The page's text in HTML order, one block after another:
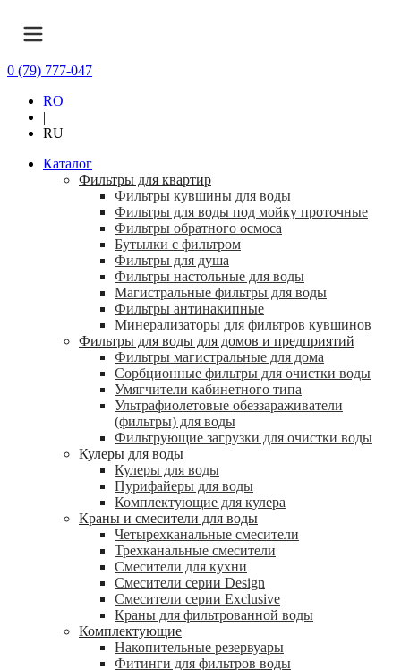
0 (79) 777-047
RO
|
RU
Каталог
Фильтры для квартир
Фильтры кувшины для воды
Фильтры для воды под мойку проточные
Фильтры обратного осмоса
Бутылки с фильтром
Фильтры для душа
Фильтры настольные для воды
Магистральные фильтры для воды
Фильтры антинакипные
Минерализаторы для фильтров кувшинов
Фильтры для воды для домов и предприятий
Фильтры магистральные для дома
Сорбционные фильтры для очистки воды
Умягчители кабинетного типа
Ультрафиолетовые обеззараживатели
(фильтры) для воды
Фильтрующие загрузки для очистки воды
Кулеры для воды
Кулеры для воды
Пурифайеры для воды
Комплектующие для кулера
Краны и смесители для воды
Четырехканальные смесители
Трехканальные смесители
Смесители для кухни
Смесители серии Design
Смесители серии Exclusive
Краны для фильтрованной воды
Комплектующие
Накопительные резервуары
Фитинги для фильтров воды